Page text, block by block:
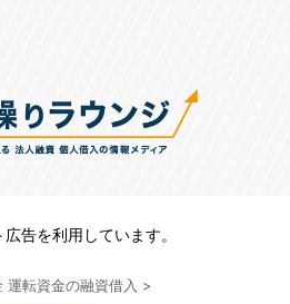
告を利用しています。
運転資金の融資借入 >